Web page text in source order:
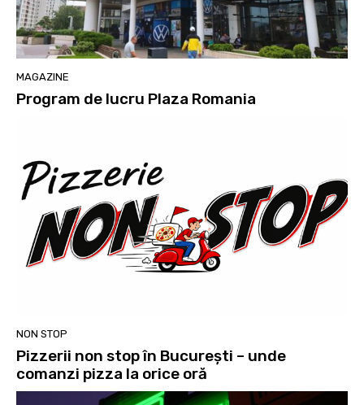
MAGAZINE
Program de lucru Plaza Romania
NON STOP
Pizzerii non stop în București – unde
comanzi pizza la orice oră